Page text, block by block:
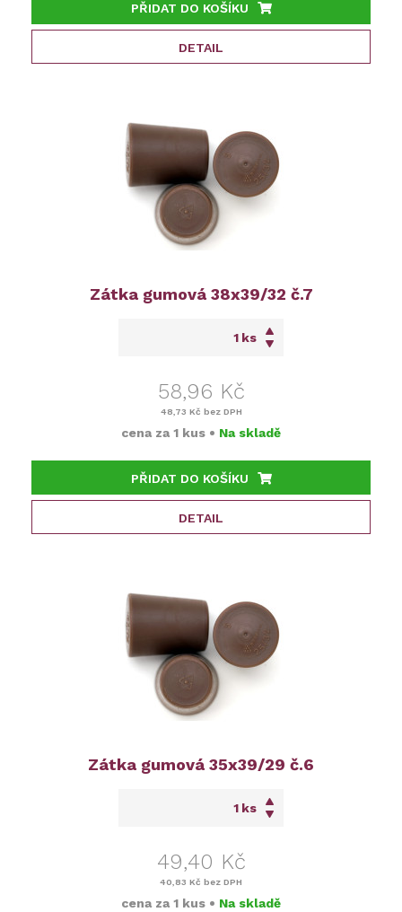
PŘIDAT DO KOŠÍKU
DETAIL
Zátka gumová 38x39/32 č.7
ks
58,96 Kč
48,73 Kč bez DPH
cena za 1 kus • Na skladě
PŘIDAT DO KOŠÍKU
DETAIL
Zátka gumová 35x39/29 č.6
ks
49,40 Kč
40,83 Kč bez DPH
cena za 1 kus • Na skladě